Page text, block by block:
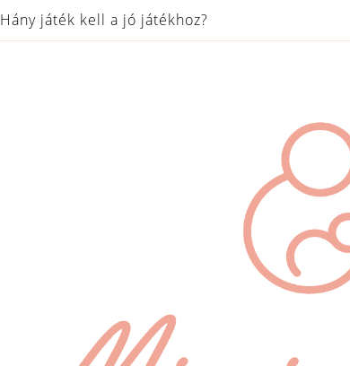
Hány játék kell a jó játékhoz?